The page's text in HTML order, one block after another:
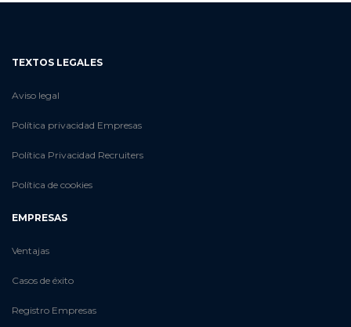
TEXTOS LEGALES
Aviso legal
Política privacidad Empresas
Política Privacidad Recruiters
Política de cookies
EMPRESAS
Ventajas
Casos de éxito
Registro Empresas